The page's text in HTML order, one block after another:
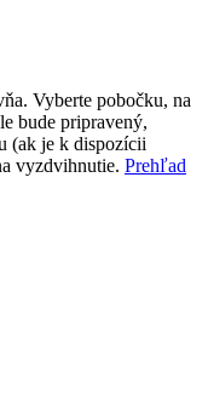
Vyberte pobočku, na
bude pripravený,
(ak je k dispozícii
vyzdvihnutie. Prehľad